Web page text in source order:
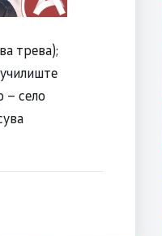
трева);
– село